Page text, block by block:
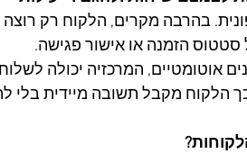
בהרבה מקרים, הלקוח רק רוצה
סטטוס הזמנה או אישור פגישה.
אוטומטיים, המרכזיה יכולה לשלוח
הלקוח מקבל תשובה מיידית בלי